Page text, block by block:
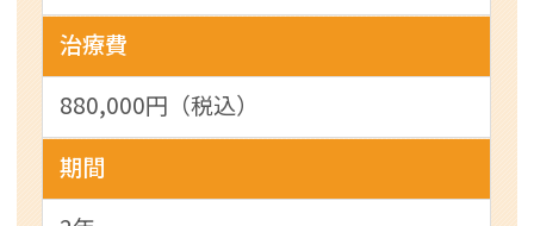
治療費
880,000円（税込）
期間